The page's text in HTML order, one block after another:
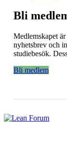
Bli
Medlemskapet
nyhetsbrev och
studiebesök.
Bli medlem